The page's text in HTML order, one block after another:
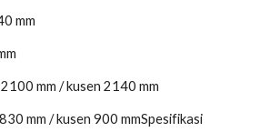
mm
mm / kusen 2140 mm
mm / kusen 900 mmSpesifikasi